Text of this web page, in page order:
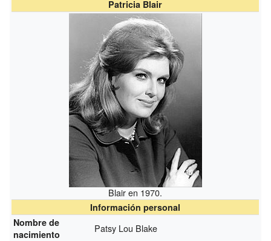
Patricia Blair
Blair en 1970.
Información personal
Nombre de
nacimiento
Patsy Lou Blake